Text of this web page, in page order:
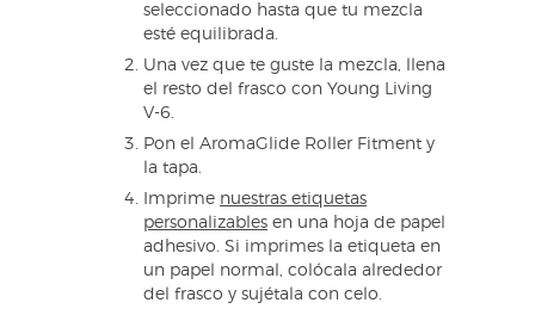
seleccionado hasta que tu mezcla
esté equilibrada.
Una vez que te guste la mezcla, llena
el resto del frasco con Young Living
V-6.
Pon el AromaGlide Roller Fitment y
la tapa.
Imprime nuestras etiquetas
personalizables en una hoja de papel
adhesivo. Si imprimes la etiqueta en
un papel normal, colócala alrededor
del frasco y sujétala con celo.